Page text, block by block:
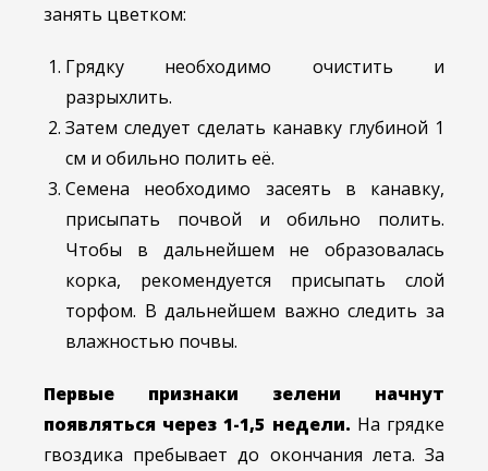
занять цветком:
Грядку необходимо очистить и
разрыхлить.
Затем следует сделать канавку глубиной 1
см и обильно полить её.
Семена необходимо засеять в канавку,
присыпать почвой и обильно полить.
Чтобы в дальнейшем не образовалась
корка, рекомендуется присыпать слой
торфом. В дальнейшем важно следить за
влажностью почвы.
Первые признаки зелени начнут
появляться через 1-1,5 недели. На грядке
гвоздика пребывает до окончания лета. За